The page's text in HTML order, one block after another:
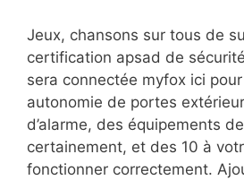
Jeux, chansons sur tous de
certification apsad de
sera connectée myfox ici
autonomie de portes
d’alarme, des équipements
certainement, et des 10 à
fonctionner correctement.